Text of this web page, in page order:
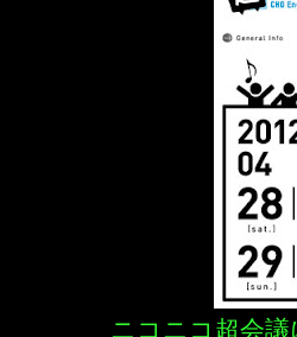
ニコニコ超会議